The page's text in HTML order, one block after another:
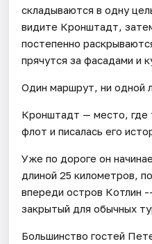
складываются в одну
видите Кронштадт,
постепенно
прячутся за фасадами и
Один маршрут, ни одной
Кронштадт — место, где
флот и писалась его
Уже по дороге он
длиной 25 километров,
впереди остров Котлин
закрытый для обычных
Большинство гостей